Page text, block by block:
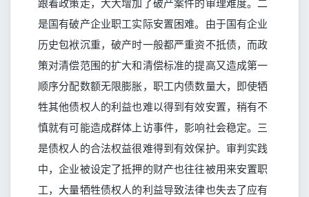
跟着政策走，大大增加了破产案件的审理难度。二
是国有破产企业职工实际安置困难。由于国有企业
历史包袱沉重，破产时一般都严重资不抵债，而政
策对清偿范围的扩大和清偿标准的提高又造成第一
顺序分配数额无限膨胀，职工内债数量大，即使牺
牲其他债权人的利益也难以得到有效安置，稍有不
慎就有可能造成群体上访事件，影响社会稳定。三
是债权人的合法权益很难得到有效保护。审判实践
中，企业被设定了抵押的财产也往往被用来安置职
工，大量牺牲债权人的利益导致法律也失去了应有